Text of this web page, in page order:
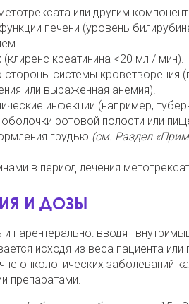
или другим
печени (уровень
креатинина <20 мл / мин).
системы кроветворения
или выраженная анемия).
инфекции (например,
ротовой полости или
грудью (см. Раздел
в период лечения
И ДОЗЫ
парентерально: вводят
исходя из веса пациента
онкологических заболеваний
препаратами.